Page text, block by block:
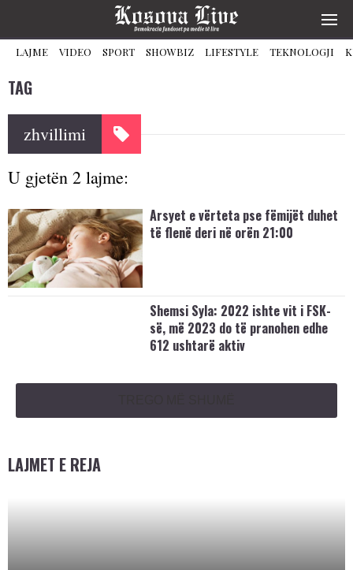
LAJME VIDEO SPORT SHOWBIZ LIFESTYLE TEKNOLOGJI
TAG
zhvillimi
U gjetën 2 lajme:
Arsyet e vërteta pse fëmijët duhet
të flenë deri në orën 21:00
Shemsi Syla: 2022 ishte vit i FSK-
së, më 2023 do të pranohen edhe
612 ushtarë aktiv
LAJMET E REJA